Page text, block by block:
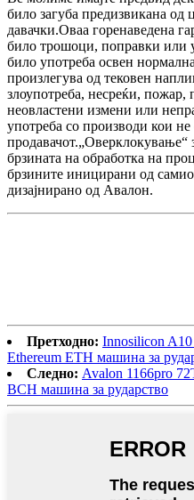
било загуба предизвикана
давачки.Оваа горенаведена
било трошоци, поправки или
било употреба освен
произлегува од тековен
злоупотреба, несреќи, пожар,
неовластени измени или
употреба со производи кои
продавачот.„Оверклокување“
брзината на обработка на
брзините иницирани од
дизајнирано од Авалон.
Претходно: Innosilicon
Ethereum ETH машина за
Следно: Avalon 1166pro
BCH машина за рударство